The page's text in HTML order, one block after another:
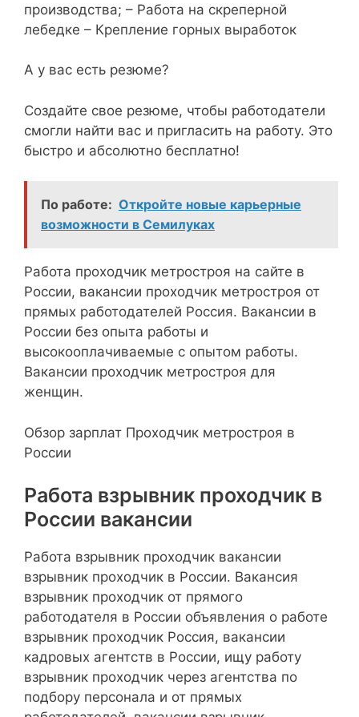
производства; – Работа на скреперной
лебедке – Крепление горных выработок
А у вас есть резюме?
Создайте свое резюме, чтобы работодатели
смогли найти вас и пригласить на работу. Это
быстро и абсолютно бесплатно!
По работе: Откройте новые карьерные
возможности в Семилуках
Работа проходчик метростроя на сайте в
России, вакансии проходчик метростроя от
прямых работодателей Россия. Вакансии в
России без опыта работы и
высокооплачиваемые с опытом работы.
Вакансии проходчик метростроя для
женщин.
Обзор зарплат Проходчик метростроя в
России
Работа взрывник проходчик в
России вакансии
Работа взрывник проходчик вакансии
взрывник проходчик в России. Вакансия
взрывник проходчик от прямого
работодателя в России объявления о работе
взрывник проходчик Россия, вакансии
кадровых агентств в России, ищу работу
взрывник проходчик через агентства по
подбору персонала и от прямых